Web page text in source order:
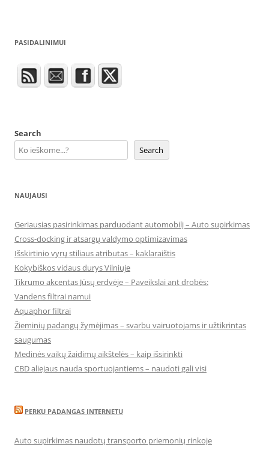
PASIDALINIMUI
Search
Search
NAUJAUSI
Geriausias pasirinkimas parduodant automobilį – Auto supirkimas
Cross-docking ir atsargų valdymo optimizavimas
Išskirtinio vyrų stiliaus atributas – kaklaraištis
Kokybiškos vidaus durys Vilniuje
Tikrumo akcentas Jūsų erdvėje – Paveikslai ant drobės:
Vandens filtrai namui
Aquaphor filtrai
Žieminių padangų žymėjimas – svarbu vairuotojams ir užtikrintas
saugumas
Medinės vaikų žaidimų aikštelės – kaip išsirinkti
CBD aliejaus nauda sportuojantiems – naudoti gali visi
PERKU PADANGAS INTERNETU
Auto supirkimas naudotų transporto priemonių rinkoje